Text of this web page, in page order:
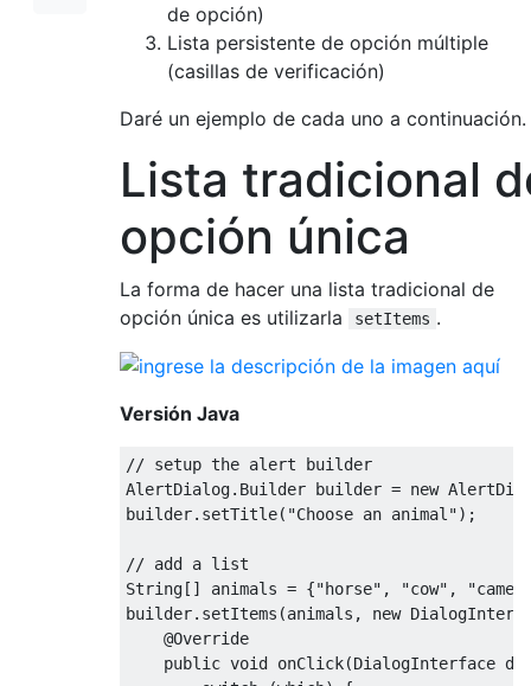
de opción)
Lista persistente de opción múltiple
(casillas de verificación)
Daré un ejemplo de cada uno a continuación.
Lista tradicional
opción única
La forma de hacer una lista tradicional de
opción única es utilizarla
setItems .
Versión Java
// setup the alert builder
AlertDialog. Builder builder = new
builder. setTitle( "Choose an animal");
// add a list
String [] animals = {"horse" , "cow" ,
builder. setItems (animals , new
@Override
public void onClick(DialogInterface